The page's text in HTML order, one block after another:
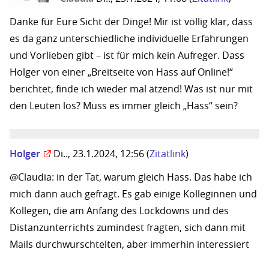
Danke für Eure Sicht der Dinge! Mir ist völlig klar, dass
es da ganz unterschiedliche individuelle Erfahrungen
und Vorlieben gibt – ist für mich kein Aufreger. Dass
Holger von einer „Breitseite von Hass auf Online!“
berichtet, finde ich wieder mal ätzend! Was ist nur mit
den Leuten los? Muss es immer gleich „Hass“ sein?
Holger Di.., 23.1.2024, 12:56 (Zitatlink)
@Claudia: in der Tat, warum gleich Hass. Das habe ich
mich dann auch gefragt. Es gab einige Kolleginnen und
Kollegen, die am Anfang des Lockdowns und des
Distanzunterrichts zumindest fragten, sich dann mit
Mails durchwurschtelten, aber immerhin interessiert